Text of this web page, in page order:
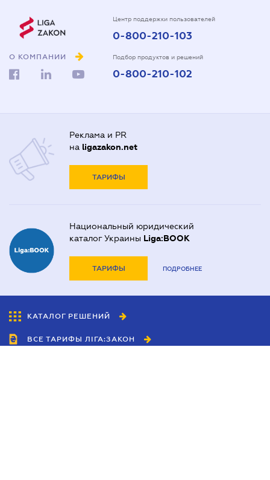
О КОМПАНИИ
Центр поддержки пользователей
0-800-210-103
Подбор продуктов и решений
0-800-210-102
Реклама и PR
на ligazakon.net
ТАРИФЫ
Национальный юридический
каталог Украины Liga:BOOK
ТАРИФЫ ПОДРОБНЕЕ
КАТАЛОГ РЕШЕНИЙ
ВСЕ ТАРИФЫ ЛІГА:ЗАКОН